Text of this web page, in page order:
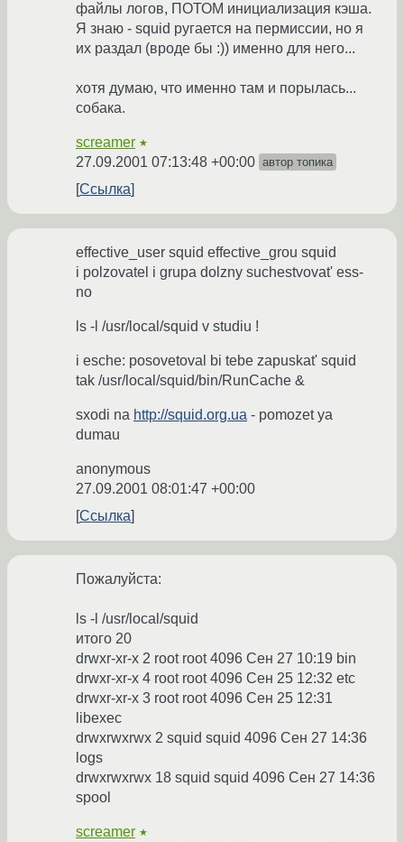
файлы логов, ПОТОМ инициализация кэша.
Я знаю - squid ругается на пермиссии, но я
их раздал (вроде бы :)) именно для него...
хотя думаю, что именно там и порылась...
собака.
screamer ★
27.09.2001 07:13:48 +00:00 автор топика
Ссылка
effective_user squid effective_grou squid
i polzovatel i grupa dolzny suchestvovat' ess-
no
ls -l /usr/local/squid v studiu !
i esche: posovetoval bi tebe zapuskat' squid
tak /usr/local/squid/bin/RunCache &
sxodi na http://squid.org.ua - pomozet ya
dumau
anonymous
27.09.2001 08:01:47 +00:00
Ссылка
Пожалуйста:
ls -l /usr/local/squid
итого 20
drwxr-xr-x 2 root root 4096 Сен 27 10:19 bin
drwxr-xr-x 4 root root 4096 Сен 25 12:32 etc
drwxr-xr-x 3 root root 4096 Сен 25 12:31
libexec
drwxrwxrwx 2 squid squid 4096 Сен 27 14:36
logs
drwxrwxrwx 18 squid squid 4096 Сен 27 14:36
spool
screamer ★